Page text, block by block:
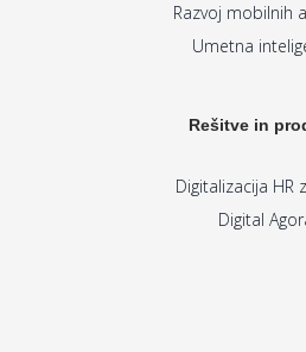
Razvoj mobilnih
Umetna
Rešitve in
Digitalizacija HR
Digital